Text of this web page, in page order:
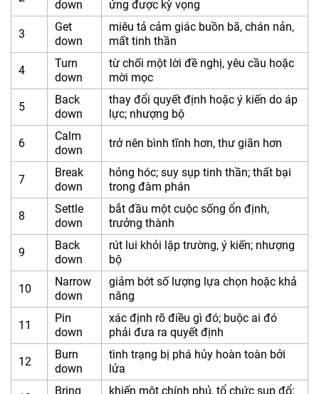
down
ứng được kỳ vọng
3
Get
down
miêu tả cảm giác buồn bã, chán nản,
mất tinh thần
4
Turn
down
từ chối một lời đề nghị, yêu cầu hoặc
mời mọc
5
Back
down
thay đổi quyết định hoặc ý kiến do áp
lực; nhượng bộ
6
Calm
down
trở nên bình tĩnh hơn, thư giãn hơn
7
Break
down
hỏng hóc; suy sụp tinh thần; thất bại
trong đàm phán
8
Settle
down
bắt đầu một cuộc sống ổn định,
trưởng thành
9
Back
down
rút lui khỏi lập trường, ý kiến; nhượng
bộ
10
Narrow
down
giảm bớt số lượng lựa chọn hoặc khả
năng
11
Pin
down
xác định rõ điều gì đó; buộc ai đó
phải đưa ra quyết định
12
Burn
down
tình trạng bị phá hủy hoàn toàn bởi
lửa
Bring
khiến một chính phủ, tổ chức sụp đổ;